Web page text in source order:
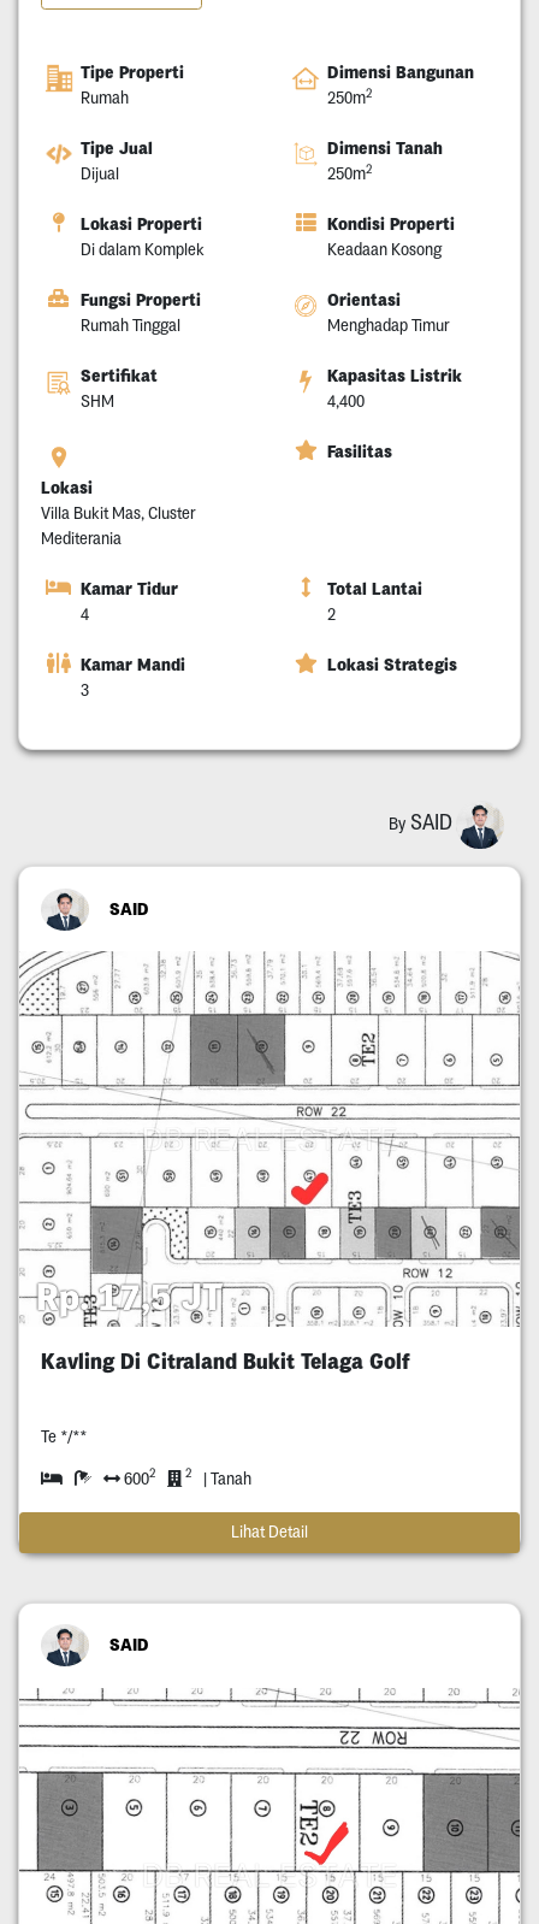
Tipe Properti
Rumah
Dimensi Bangunan
250m2
Tipe Jual
Dijual
Dimensi Tanah
250m2
Lokasi Properti
Di dalam Komplek
Kondisi Properti
Keadaan Kosong
Fungsi Properti
Rumah Tinggal
Orientasi
Menghadap Timur
Sertifikat
SHM
Kapasitas Listrik
4,400
Lokasi
Villa Bukit Mas, Cluster
Mediterania
Fasilitas
Kamar Tidur
4
Total Lantai
2
Kamar Mandi
3
Lokasi Strategis
By SAID
SAID
Rp. 17,5 JT
Kavling Di Citraland Bukit Telaga Golf
Te */**
6002 2 | Tanah
Lihat Detail
SAID